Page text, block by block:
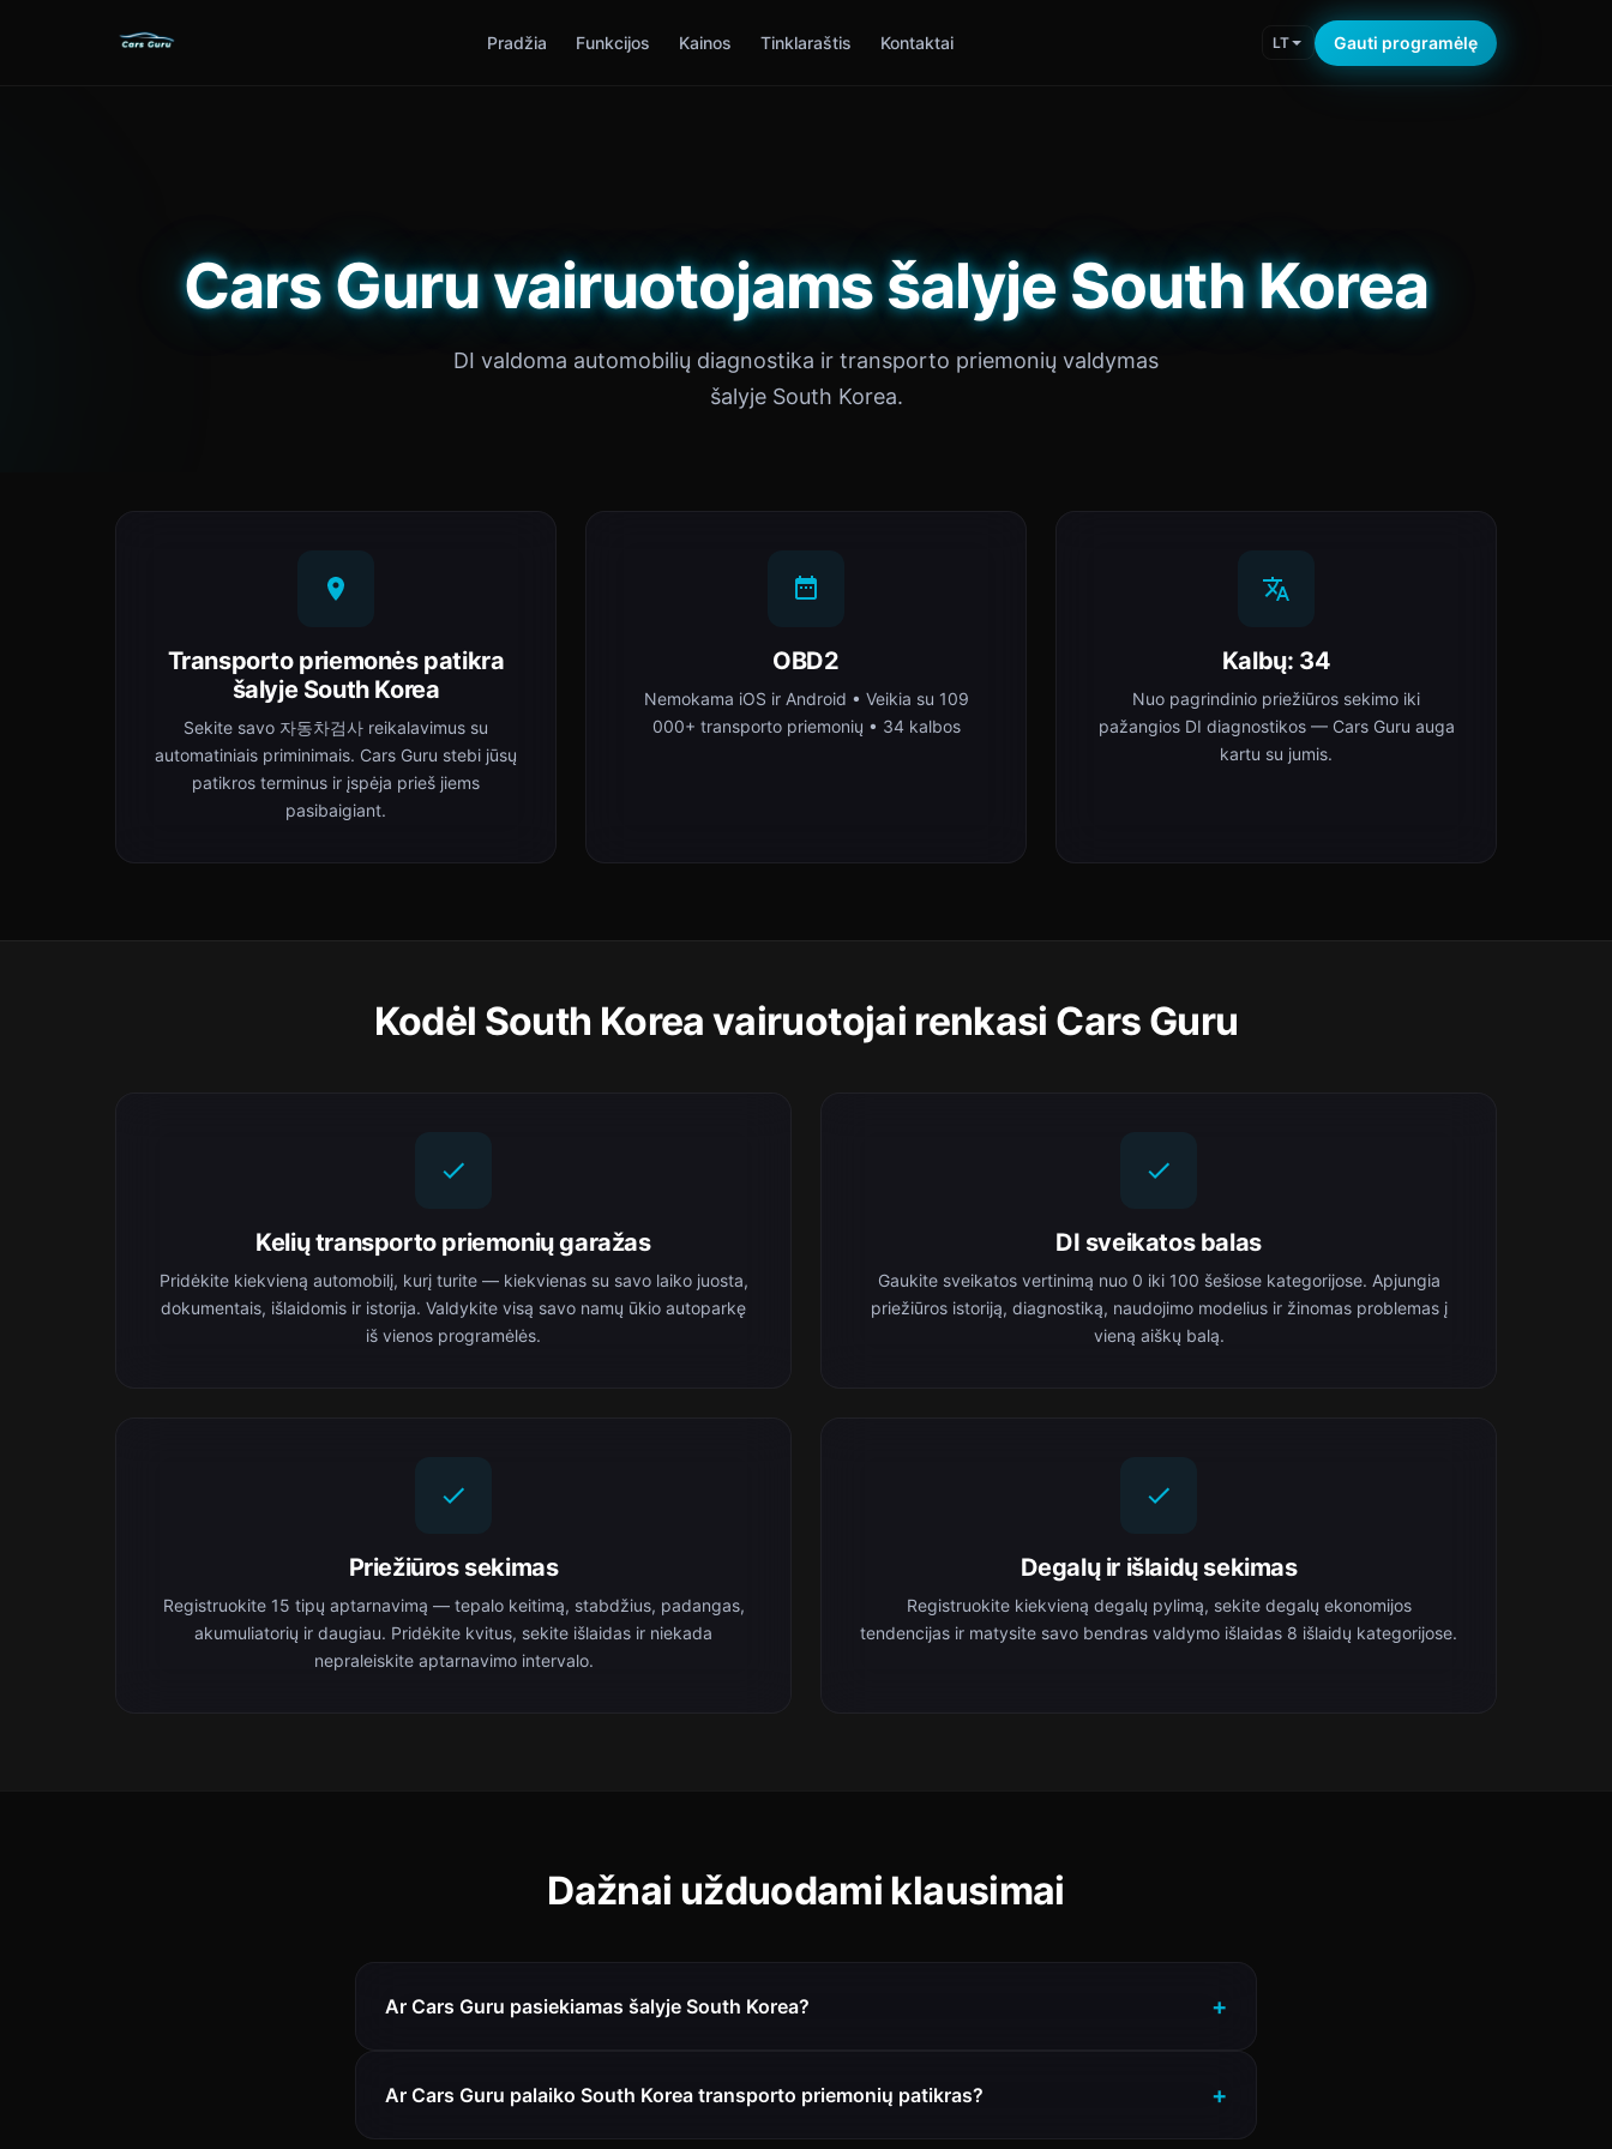
Pradžia Funkcijos Kainos Tinklaraštis Kontaktai LT Gauti programėlę
Cars Guru vairuotojams šalyje South Korea
DI valdoma automobilių diagnostika ir transporto priemonių valdymas
šalyje South Korea.
Transporto priemonės patikra
šalyje South Korea
Sekite savo 자동차검사 reikalavimus su
automatiniais priminimais. Cars Guru stebi jūsų
patikros terminus ir įspėja prieš jiems
pasibaigiant.
OBD2
Nemokama iOS ir Android • Veikia su 109
000+ transporto priemonių • 34 kalbos
Kalbų: 34
Nuo pagrindinio priežiūros sekimo iki
pažangios DI diagnostikos — Cars Guru auga
kartu su jumis.
Kodėl South Korea vairuotojai renkasi Cars Guru
Kelių transporto priemonių garažas
Pridėkite kiekvieną automobilį, kurį turite — kiekvienas su savo laiko juosta,
dokumentais, išlaidomis ir istorija. Valdykite visą savo namų ūkio autoparkę
iš vienos programėlės.
DI sveikatos balas
Gaukite sveikatos vertinimą nuo 0 iki 100 šešiose kategorijose. Apjungia
priežiūros istoriją, diagnostiką, naudojimo modelius ir žinomas problemas į
vieną aiškų balą.
Priežiūros sekimas
Registruokite 15 tipų aptarnavimą — tepalo keitimą, stabdžius, padangas,
akumuliatorių ir daugiau. Pridėkite kvitus, sekite išlaidas ir niekada
nepraleiskite aptarnavimo intervalo.
Degalų ir išlaidų sekimas
Registruokite kiekvieną degalų pylimą, sekite degalų ekonomijos
tendencijas ir matysite savo bendras valdymo išlaidas 8 išlaidų kategorijose.
Dažnai užduodami klausimai
Ar Cars Guru pasiekiamas šalyje South Korea?
Ar Cars Guru palaiko South Korea transporto priemonių patikras?